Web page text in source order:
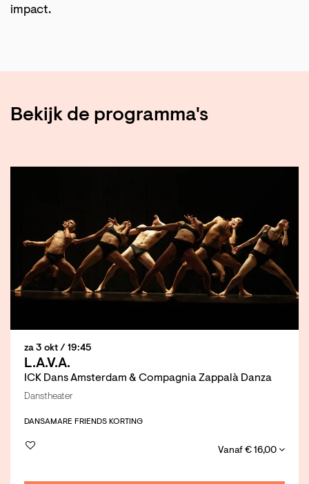
impact.
Bekijk de programma's
L.A.V.A.
ICK Dans Amsterdam & Compagnia Zappalà Danza
za 3 okt / 19:45
Danstheater
DANSAMARE FRIENDS KORTING
Vanaf € 16,00